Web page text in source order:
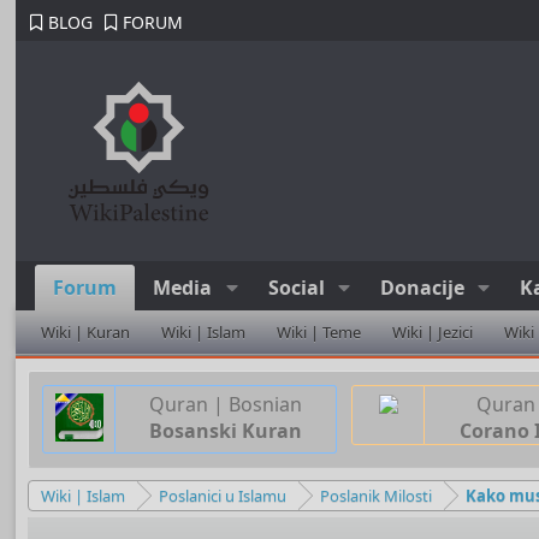
BLOG FORUM
Forum Media Social Donacije
Wiki | Kuran Wiki | Islam Wiki | Teme Wiki | Jezici Wiki
Quran | Bosnian
Bosanski Kuran
Corano
Wiki | Islam Poslanici u Islamu Poslanik Milosti